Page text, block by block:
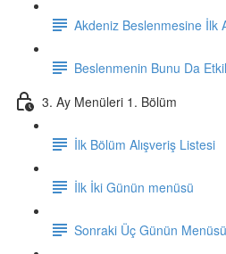
Akdeniz Beslenmesine İlk
Beslenmenin Bunu Da
3. Ay Menüleri 1. Bölüm
İlk Bölüm Alışveriş Listesi
İlk İki Günün menüsü
Sonraki Üç Günün Menüsü